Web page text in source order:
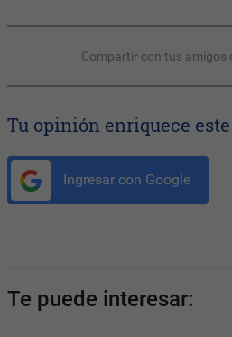
Compartir con tus amigos
Tu opinión enriquece
Ingresar con Google
Te puede interesar: